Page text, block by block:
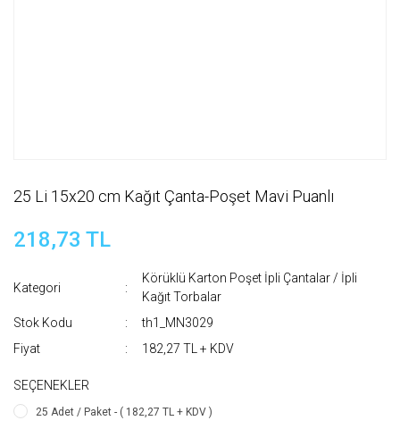
25 Li 15x20 cm Kağıt Çanta-Poşet Mavi Puanlı
218,73 TL
Kategori
Körüklü Karton Poşet İpli Çantalar / İpli
Kağıt Torbalar
Stok Kodu
th1_MN3029
Fiyat
182,27 TL + KDV
SEÇENEKLER
25 Adet / Paket - ( 182,27 TL + KDV )